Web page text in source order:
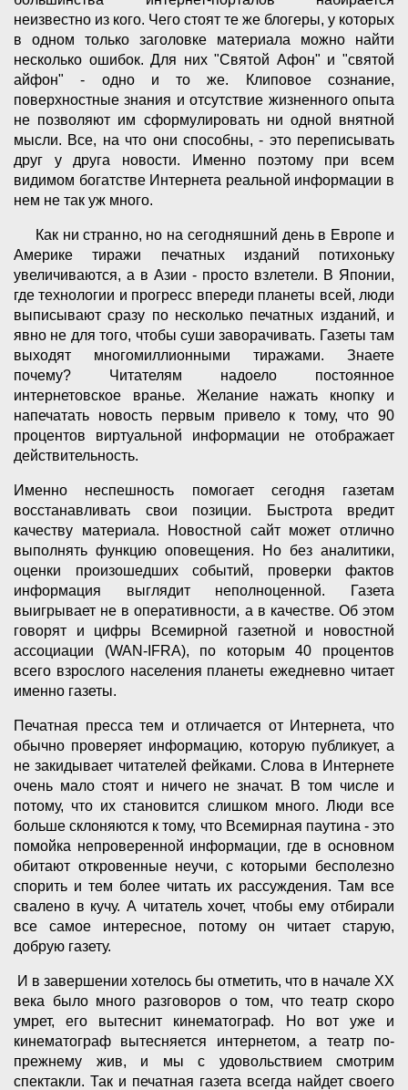
неизвестно из кого. Чего стоят те же блогеры, у которых
в одном только заголовке материала можно найти
несколько ошибок. Для них "Святой Афон" и "святой
айфон" - одно и то же. Клиповое сознание,
поверхностные знания и отсутствие жизненного опыта
не позволяют им сформулировать ни одной внятной
мысли. Все, на что они способны, - это переписывать
друг у друга новости. Именно поэтому при всем
видимом богатстве Интернета реальной информации в
нем не так уж много.
Как ни странно, но на сегодняшний день в Европе и
Америке тиражи печатных изданий потихоньку
увеличиваются, а в Азии - просто взлетели. В Японии,
где технологии и прогресс впереди планеты всей, люди
выписывают сразу по несколько печатных изданий, и
явно не для того, чтобы суши заворачивать. Газеты там
выходят многомиллионными тиражами. Знаете
почему? Читателям надоело постоянное
интернетовское вранье. Желание нажать кнопку и
напечатать новость первым привело к тому, что 90
процентов виртуальной информации не отображает
действительность.
Именно неспешность помогает сегодня газетам
восстанавливать свои позиции. Быстрота вредит
качеству материала. Новостной сайт может отлично
выполнять функцию оповещения. Но без аналитики,
оценки произошедших событий, проверки фактов
информация выглядит неполноценной. Газета
выигрывает не в оперативности, а в качестве. Об этом
говорят и цифры Всемирной газетной и новостной
ассоциации (WAN-IFRA), по которым 40 процентов
всего взрослого населения планеты ежедневно читает
именно газеты.
Печатная пресса тем и отличается от Интернета, что
обычно проверяет информацию, которую публикует, а
не закидывает читателей фейками. Слова в Интернете
очень мало стоят и ничего не значат. В том числе и
потому, что их становится слишком много. Люди все
больше склоняются к тому, что Всемирная паутина - это
помойка непроверенной информации, где в основном
обитают откровенные неучи, с которыми бесполезно
спорить и тем более читать их рассуждения. Там все
свалено в кучу. А читатель хочет, чтобы ему отбирали
все самое интересное, потому он читает старую,
добрую газету.
И в завершении хотелось бы отметить, что в начале XX
века было много разговоров о том, что театр скоро
умрет, его вытеснит кинематограф. Но вот уже и
кинематограф вытесняется интернетом, а театр по-
прежнему жив, и мы с удовольствием смотрим
спектакли. Так и печатная газета всегда найдет своего